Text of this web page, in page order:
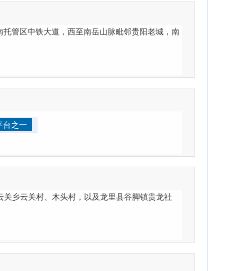
管区中铁大道，西至南岳山脉毗邻贵阳老城，南
台之一
乡云关村、木头村，以及龙里县谷脚镇贵龙社